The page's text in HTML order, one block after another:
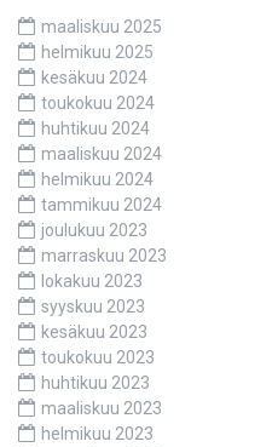
maaliskuu 2025
helmikuu 2025
kesäkuu 2024
toukokuu 2024
huhtikuu 2024
maaliskuu 2024
helmikuu 2024
tammikuu 2024
joulukuu 2023
marraskuu 2023
lokakuu 2023
syyskuu 2023
kesäkuu 2023
toukokuu 2023
huhtikuu 2023
maaliskuu 2023
helmikuu 2023